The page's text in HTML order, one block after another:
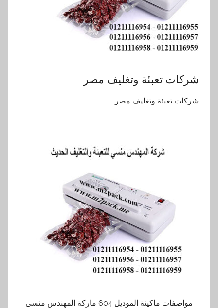
شركات تعبئة وتغليف مصر
شركات تعبئة وتغليف مصر
مواصفات ماكينة الموديل 604 ماركة المهندس منسى